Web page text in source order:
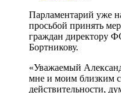
Парламентарий уже
просьбой принять
граждан директору
Бортникову.
«Уважаемый
мне и моим близким
действительности,